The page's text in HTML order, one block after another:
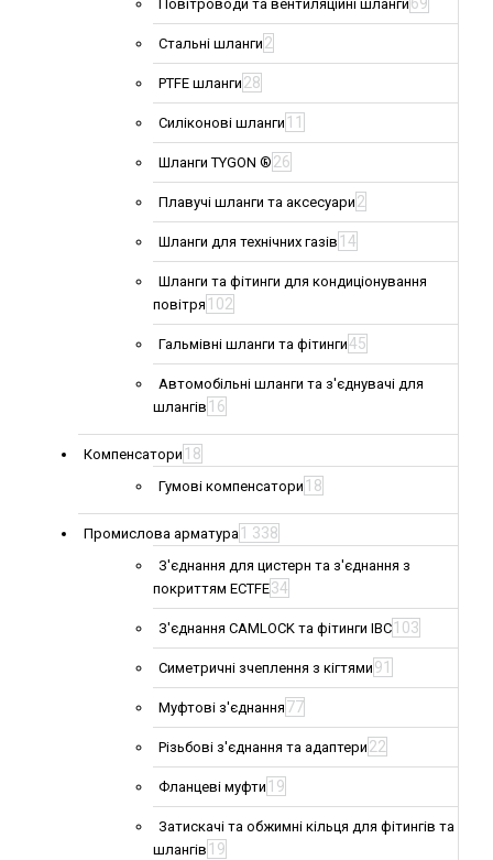
Повітроводи та вентиляційні шланги 69
Стальні шланги 2
PTFE шланги 28
Силіконові шланги 11
Шланги TYGON ® 26
Плавучі шланги та аксесуари 2
Шланги для технічних газів 14
Шланги та фітинги для кондиціонування
повітря 102
Гальмівні шланги та фітинги45
Автомобільні шланги та з'єднувачі для
шлангів 16
Компенсатори 18
Гумові компенсатори 18
Промислова арматура 1 338
З'єднання для цистерн та з'єднання з
покриттям ECTFE34
З'єднання CAMLOCK та фітинги IBC 103
Симетричні зчеплення з кігтями 91
Муфтові з'єднання 77
Різьбові з'єднання та адаптери 22
Фланцеві муфти 19
Затискачі та обжимні кільця для фітингів та
шлангів 19